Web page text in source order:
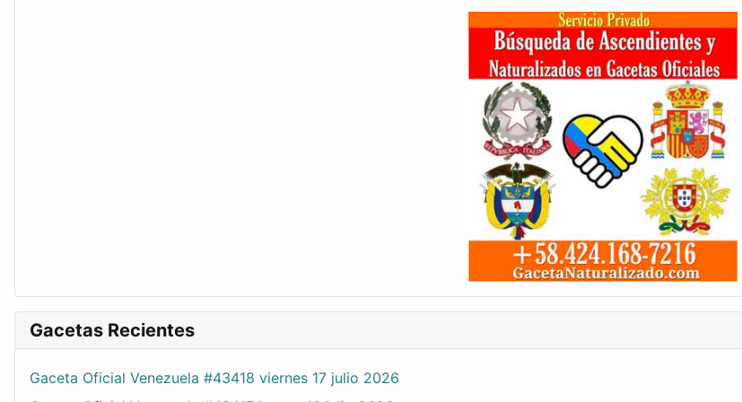
Gacetas Recientes
Gaceta Oficial Venezuela #43418 viernes 17 julio 2026